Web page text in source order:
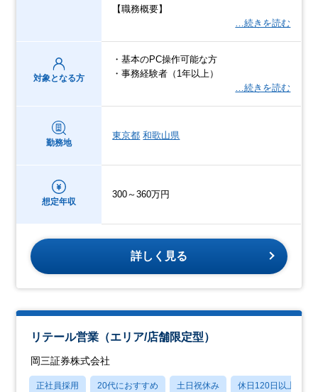
【職務概要】
…続きを読む
対象となる方
・基本のPC操作可能な方
・事務経験者（1年以上）
…続きを読む
勤務地
東京都 和歌山県
想定年収
300～360万円
詳しく見る
リテール営業（エリア/店舗限定型）
岡三証券株式会社
正社員採用 20代におすすめ 土日祝休み 休日120日以上